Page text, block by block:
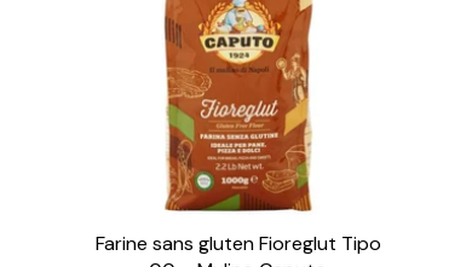
Farine sans gluten Fioreglut Tipo